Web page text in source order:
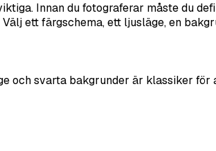
Innan du fotograferar måste du
ett färgschema, ett ljusläge, en
och svarta bakgrunder är klassiker